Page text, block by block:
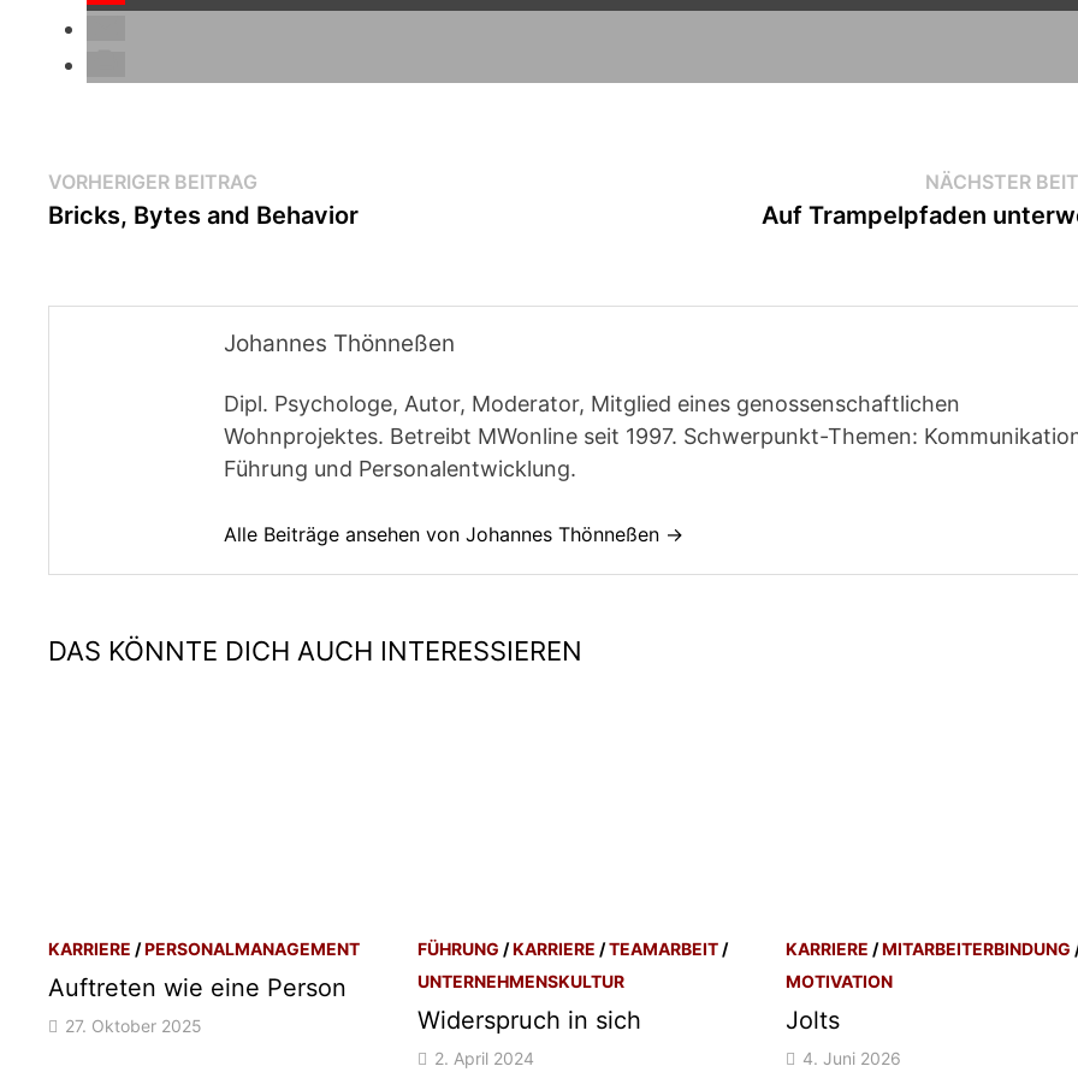
Beitragsnavigation
VORHERIGER BEITRAG
Beitrag:
Bricks, Bytes and Behavior
NÄCHSTER
Auf Trampelpfaden
Johannes Thönneßen
Dipl. Psychologe, Autor, Moderator, Mitglied eines genossenschaftlichen
Wohnprojektes. Betreibt MWonline seit 1997. Schwerpunkt-Themen:
Führung und Personalentwicklung.
Alle Beiträge ansehen von Johannes Thönneßen →
DAS KÖNNTE DICH AUCH INTERESSIEREN
KARRIERE /PERSONALMANAGEMENT
Auftreten wie eine Person
27. Oktober 2025
FÜHRUNG /KARRIERE /TEAMARBEIT/
UNTERNEHMENSKULTUR
Widerspruch in sich
2. April 2024
KARRIERE /MITARBEITERBINDUNG
MOTIVATION
Jolts
4. Juni 2026